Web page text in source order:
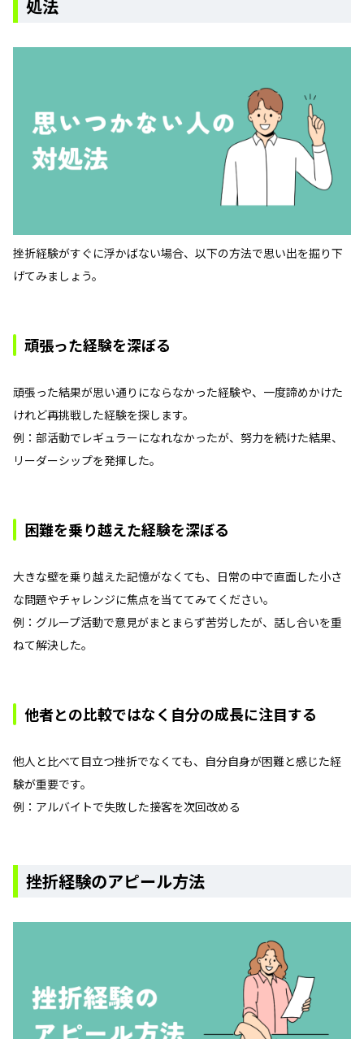
処法
挫折経験がすぐに浮かばない場合、以下の方法で思い出を掘り下
げてみましょう。
頑張った経験を深ぼる
頑張った結果が思い通りにならなかった経験や、一度諦めかけた
けれど再挑戦した経験を探します。
例：部活動でレギュラーになれなかったが、努力を続けた結果、
リーダーシップを発揮した。
困難を乗り越えた経験を深ぼる
大きな壁を乗り越えた記憶がなくても、日常の中で直面した小さ
な問題やチャレンジに焦点を当ててみてください。
例：グループ活動で意見がまとまらず苦労したが、話し合いを重
ねて解決した。
他者との比較ではなく自分の成長に注目する
他人と比べて目立つ挫折でなくても、自分自身が困難と感じた経
験が重要です。
例：アルバイトで失敗した接客を次回改める
挫折経験のアピール方法